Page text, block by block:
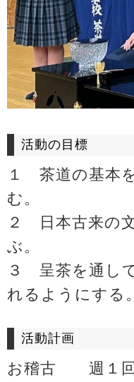
活動の目標
１ 茶道の基本
む。
２ 日本古来の
ぶ。
３ 呈茶を通し
れるようにする。
活動計画
お稽古 週１回